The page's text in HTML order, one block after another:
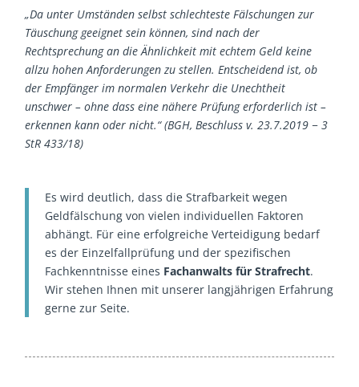
„Da unter Umständen selbst schlechteste Fälschungen zur
Täuschung geeignet sein können, sind nach der
Rechtsprechung an die Ähnlichkeit mit echtem Geld keine
allzu hohen Anforderungen zu stellen. Entscheidend ist, ob
der Empfänger im normalen Verkehr die Unechtheit
unschwer – ohne dass eine nähere Prüfung erforderlich ist –
erkennen kann oder nicht.“ (BGH,Beschluss v.23.7.2019 −3
StR 433/18)
Es wird deutlich, dass die Strafbarkeit wegen
Geldfälschung von vielen individuellen Faktoren
abhängt. Für eine erfolgreiche Verteidigung bedarf
es der Einzelfallprüfung und der spezifischen
Fachkenntnisse eines Fachanwalts für Strafrecht.
Wir stehen Ihnen mit unserer langjährigen Erfahrung
gerne zur Seite.